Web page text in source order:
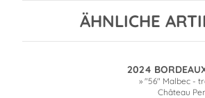
ÄHNLICHE
2024
» "56" Malbec -
Château